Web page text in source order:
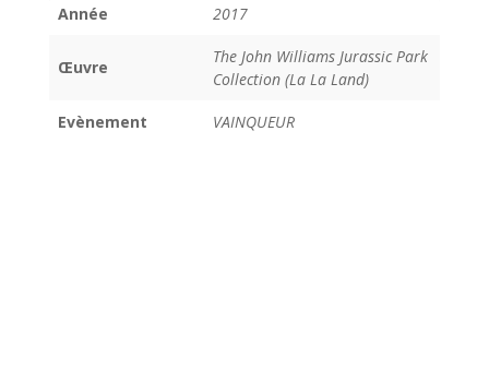
Année 2017
Œuvre
The John Williams Jurassic Park
Collection (La La Land)
Evènement VAINQUEUR